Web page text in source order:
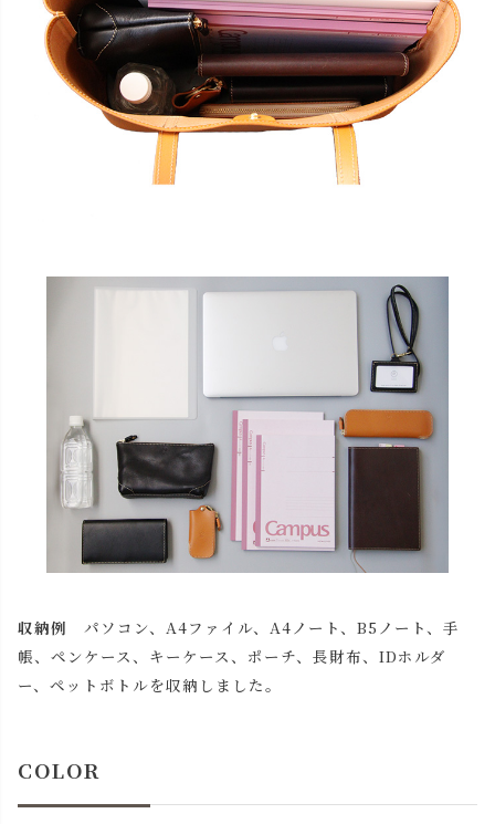
収納例 パソコン、A4ファイル、A4ノート、B5ノート、手
帳、ペンケース、キーケース、ポーチ、長財布、IDホルダ
ー、ペットボトルを収納しました。
COLOR